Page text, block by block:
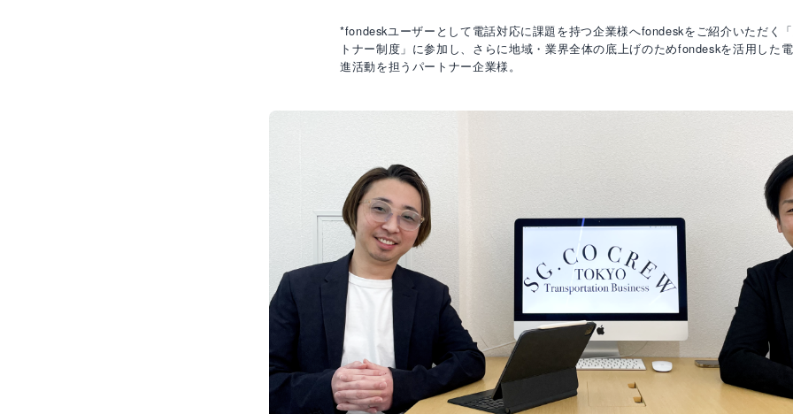
*fondeskユーザーとして電話対応に課題を持つ企業様へfondeskをご紹介いただく
トナー制度」に参加し、さらに地域・業界全体の底上げのためfondeskを活用した
進活動を担うパートナー企業様。